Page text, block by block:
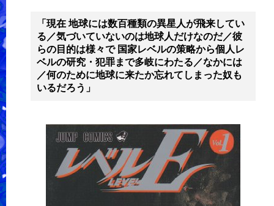
「現在 地球には数百種類の異星人が飛来してい
る／気づいていないのは地球人だけなのだ／彼
らの目的は様々で 国家レベルの策略から個人レ
ベルの研究・犯罪まで多岐にわたる／なかには
／何のために地球に来たか忘れてしまった奴も
いるだろう」